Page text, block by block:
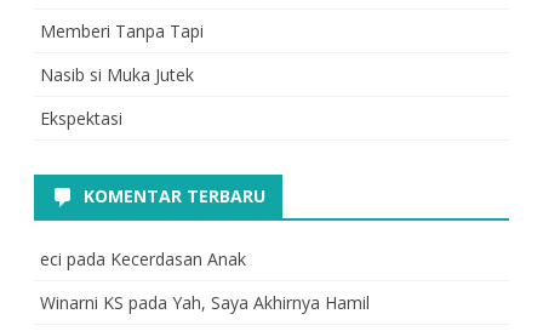
Memberi Tanpa Tapi
Nasib si Muka Jutek
Ekspektasi
KOMENTAR TERBARU
eci pada Kecerdasan Anak
Winarni KS pada Yah, Saya Akhirnya Hamil